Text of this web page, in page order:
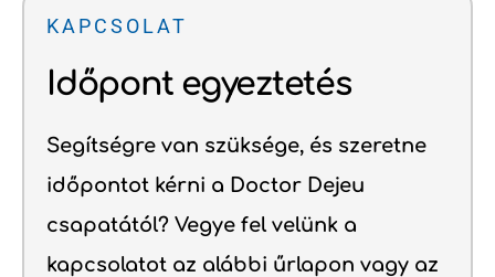
KAPCSOLAT
Időpont egyeztetés
Segítségre van szüksége, és szeretne
időpontot kérni a Doctor Dejeu
csapatától? Vegye fel velünk a
kapcsolatot az alábbi űrlapon vagy az